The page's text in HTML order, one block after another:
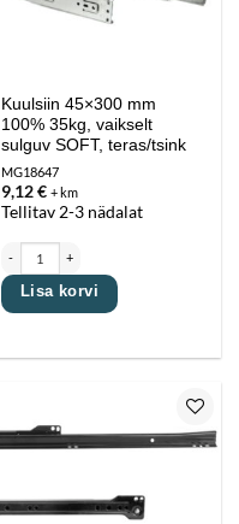
Kuulsiin 45×300 mm
100% 35kg, vaikselt
sulguv SOFT, teras/tsink
MG18647
9,12€ + km
Tellitav 2-3 nädalat
Lisa korvi
Lisa